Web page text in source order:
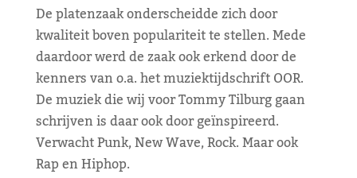
De platenzaak onderscheidde zich door
kwaliteit boven populariteit te stellen. Mede
daardoor werd de zaak ook erkend door de
kenners van o.a. het muziektijdschrift OOR.
De muziek die wij voor Tommy Tilburg gaan
schrijven is daar ook door geïnspireerd.
Verwacht Punk, New Wave, Rock. Maar ook
Rap en Hiphop.